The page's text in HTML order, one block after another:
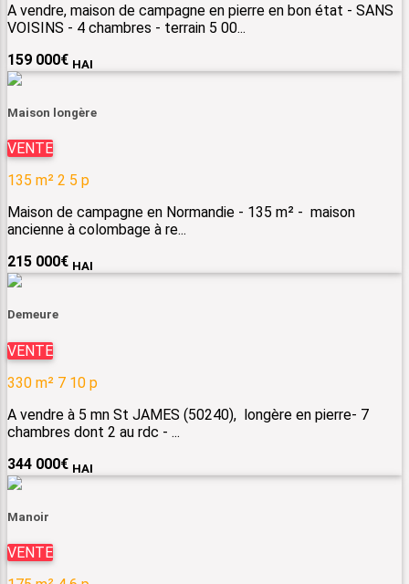
A vendre, maison de campagne en pierre en bon état - SANS
VOISINS - 4 chambres - terrain 5 00...
159 000€ HAI
Maison longère
VENTE
135 m² 2 5 p
Maison de campagne en Normandie - 135 m² - maison
ancienne à colombage à re...
215 000€ HAI
Demeure
VENTE
330 m² 7 10 p
A vendre à 5 mn St JAMES (50240), longère en pierre- 7
chambres dont 2 au rdc - ...
344 000€ HAI
Manoir
VENTE